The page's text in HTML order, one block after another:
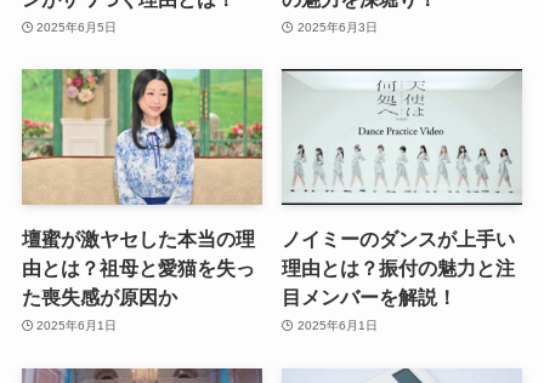
2025年6月5日 2025年6月3日
壇蜜が激ヤセした本当の理
由とは？祖母と愛猫を失っ
た喪失感が原因か
2025年6月1日
ノイミーのダンスが上手い
理由とは？振付の魅力と注
目メンバーを解説！
2025年6月1日